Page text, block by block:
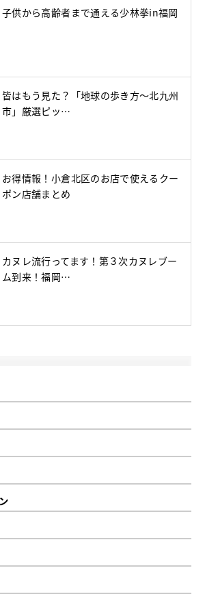
子供から高齢者まで通える少林拳in福岡
皆はもう見た？「地球の歩き方～北九州
市」厳選ピッ…
お得情報！小倉北区のお店で使えるクー
ポン店舗まとめ
カヌレ流行ってます！第３次カヌレブー
ム到来！福岡…